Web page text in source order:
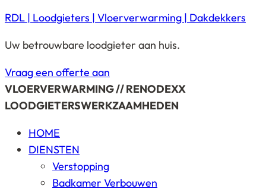
RDL | Loodgieters | Vloerverwarming | Dakdekkers
Uw betrouwbare loodgieter aan huis.
Vraag een offerte aan
VLOERVERWARMING // RENODEXX
LOODGIETERSWERKZAAMHEDEN
HOME
DIENSTEN
Verstopping
Badkamer Verbouwen